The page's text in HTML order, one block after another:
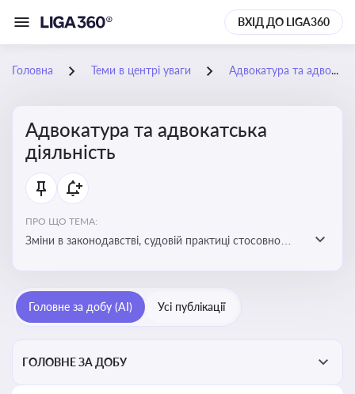
ВХІД ДО LIGA360
Головна Теми в центрі уваги Адвокатура та адвокатська діяльність
Адвокатура та адвокатська
діяльність
ПРО ЩО ТЕМА:
Зміни в законодавстві, судовій практиці стосовно
Головне за добу (AI) Усі публікації
ГОЛОВНЕ ЗА ДОБУ